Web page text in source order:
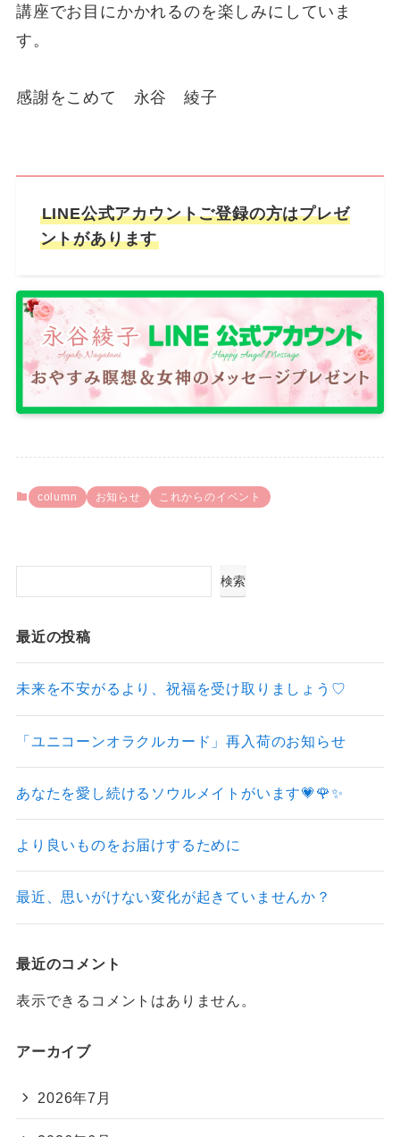
講座でお目にかかれるのを楽しみにしていま
す。
感謝をこめて 永谷 綾子
LINE公式アカウントご登録の方はプレゼ
ントがあります
column お知らせ これからのイベント
検索
最近の投稿
未来を不安がるより、祝福を受け取りましょう♡
「ユニコーンオラクルカード」再入荷のお知らせ
あなたを愛し続けるソウルメイトがいます💗🌹✨
より良いものをお届けするために
最近、思いがけない変化が起きていませんか？
最近のコメント
表示できるコメントはありません。
アーカイブ
2026年7月